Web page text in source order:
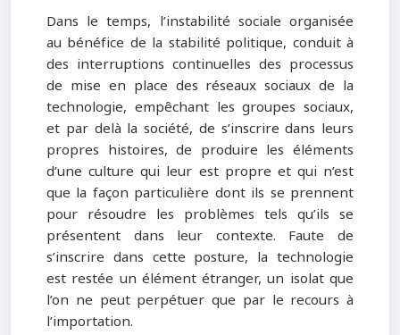
Dans le temps, l’instabilité sociale organisée
au bénéfice de la stabilité politique, conduit à
des interruptions continuelles des processus
de mise en place des réseaux sociaux de la
technologie, empêchant les groupes sociaux,
et par delà la société, de s’inscrire dans leurs
propres histoires, de produire les éléments
d’une culture qui leur est propre et qui n’est
que la façon particulière dont ils se prennent
pour résoudre les problèmes tels qu’ils se
présentent dans leur contexte. Faute de
s’inscrire dans cette posture, la technologie
est restée un élément étranger, un isolat que
l’on ne peut perpétuer que par le recours à
l’importation.